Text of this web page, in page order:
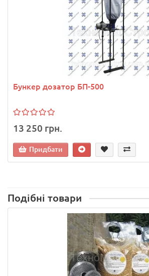
Бункер дозатор БП-500
13 250 грн.
Придбати
Подібні товари